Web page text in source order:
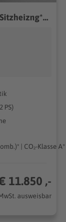
Smart forfour EQ 22 kW-Bordlader*Sitzheizng*Cool&Audio
PS)
| CO₂-Klasse A*
11.850 ,-
ausweisbar